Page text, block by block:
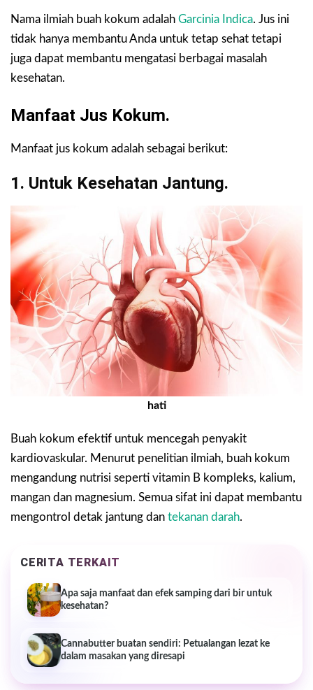
Nama ilmiah buah kokum adalah Garcinia Indica. Jus ini
tidak hanya membantu Anda untuk tetap sehat tetapi
juga dapat membantu mengatasi berbagai masalah
kesehatan.
Manfaat Jus Kokum.
Manfaat jus kokum adalah sebagai berikut:
1. Untuk Kesehatan Jantung.
hati
Buah kokum efektif untuk mencegah penyakit
kardiovaskular. Menurut penelitian ilmiah, buah kokum
mengandung nutrisi seperti vitamin B kompleks, kalium,
mangan dan magnesium. Semua sifat ini dapat membantu
mengontrol detak jantung dan tekanan darah.
CERITA TERKAIT
Apa saja manfaat dan efek samping dari bir untuk
kesehatan?
Cannabutter buatan sendiri: Petualangan lezat ke
dalam masakan yang diresapi